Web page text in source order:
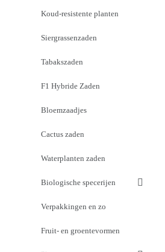
Koud-resistente planten
Siergrassenzaden
Tabakszaden
F1 Hybride Zaden
Bloemzaadjes
Cactus zaden
Waterplanten zaden
Biologische specerijen
Verpakkingen en zo
Fruit- en groentevormen